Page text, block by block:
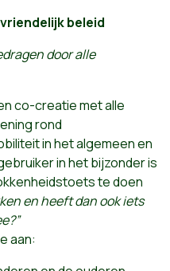
beleid
door alle
co-creatie met alle
rond
in het algemeen en
in het bijzonder is
te doen
en heeft dan ook iets
aan: